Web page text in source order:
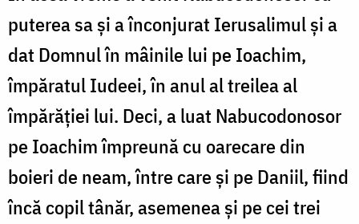
puterea sa și a înconjurat Ierusalimul și a
dat Domnul în mâinile lui pe Ioachim,
împăratul Iudeei, în anul al treilea al
împărăției lui. Deci, a luat Nabucodonosor
pe Ioachim împreună cu oarecare din
boieri de neam, între care și pe Daniil, fiind
încă copil tânăr, asemenea și pe cei trei